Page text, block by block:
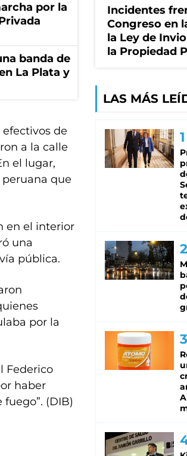
por la
banda de
La Plata y
de
a la calle
el lugar,
que
en el interior
una
pública.
por la
Federico
haber
(DIB)
Incidentes
Congreso en
la Ley de
la Propiedad
LAS MÁS